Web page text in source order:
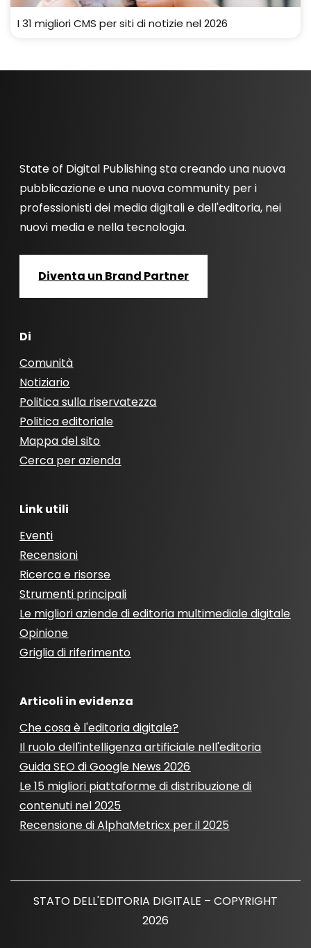
I 31 migliori CMS per siti di notizie nel 2026
State of Digital Publishing sta creando una nuova
pubblicazione e una nuova community per i
professionisti dei media digitali e dell'editoria, nei
nuovi media e nella tecnologia.
Diventa un Brand Partner
Di
Comunità
Notiziario
Politica sulla riservatezza
Politica editoriale
Mappa del sito
Cerca per azienda
Link utili
Eventi
Recensioni
Ricerca e risorse
Strumenti principali
Le migliori aziende di editoria multimediale digitale
Opinione
Griglia di riferimento
Articoli in evidenza
Che cosa è l'editoria digitale?
Il ruolo dell'intelligenza artificiale nell'editoria
Guida SEO di Google News 2026
Le 15 migliori piattaforme di distribuzione di
contenuti nel 2025
Recensione di AlphaMetricx per il 2025
STATO DELL'EDITORIA DIGITALE – COPYRIGHT
2026